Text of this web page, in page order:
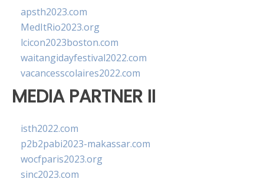
apsth2023.com
MedItRio2023.org
lcicon2023boston.com
waitangidayfestival2022.com
vacancesscolaires2022.com
MEDIA PARTNER II
isth2022.com
p2b2pabi2023-makassar.com
wocfparis2023.org
sinc2023.com